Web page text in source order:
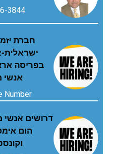
3844
חברת
בפריסה
אנשי
Number
דרושים אנשי
הום